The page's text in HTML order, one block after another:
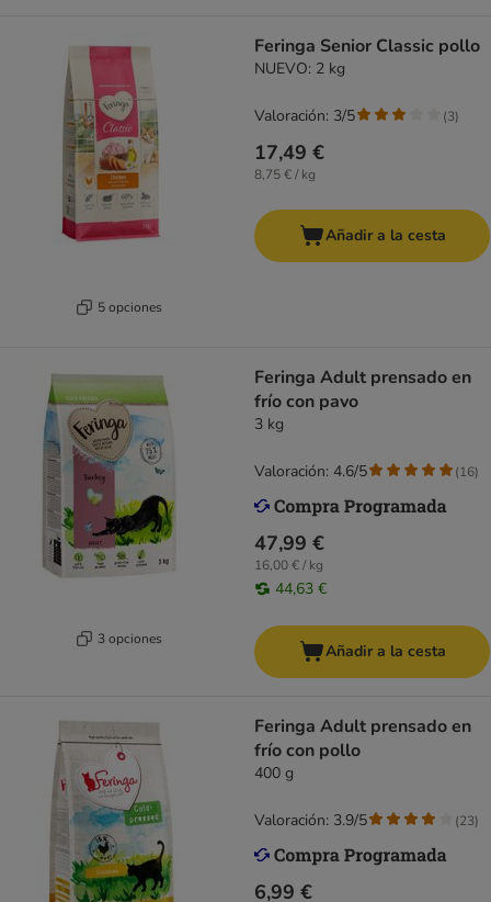
5 opciones
Feringa Senior Classic pollo
NUEVO: 2 kg
17,49 €
8,75 € / kg
Valoración: 3/5 (3)
Añadir a la cesta
3 opciones
Feringa Adult prensado en
frío con pavo
3 kg
47,99 €
16,00 € / kg
44,63 €
Valoración: 4.6/5 (16)
Añadir a la cesta
Feringa Adult prensado en
frío con pollo
400 g
6,99 €
Valoración: 3.9/5 (23)